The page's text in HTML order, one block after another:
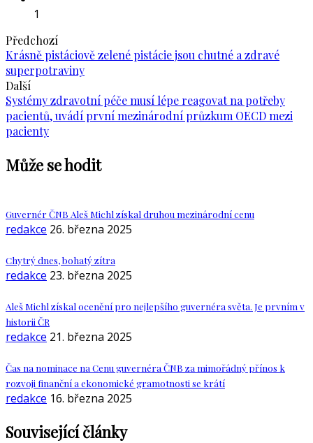
1
Předchozí
Krásně pistáciově zelené pistácie jsou chutné a zdravé
superpotraviny
Další
Systémy zdravotní péče musí lépe reagovat na potřeby
pacientů, uvádí první mezinárodní průzkum OECD mezi
pacienty
Může se hodit
Guvernér ČNB Aleš Michl získal druhou mezinárodní cenu
redakce 26. března 2025
Chytrý dnes, bohatý zítra
redakce 23. března 2025
Aleš Michl získal ocenění pro nejlepšího guvernéra světa. Je prvním v
historii ČR
redakce 21. března 2025
Čas na nominace na Cenu guvernéra ČNB za mimořádný přínos k
rozvoji finanční a ekonomické gramotnosti se krátí
redakce 16. března 2025
Související články